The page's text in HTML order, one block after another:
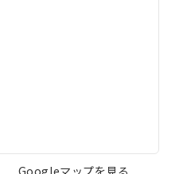
Googleマップを見る